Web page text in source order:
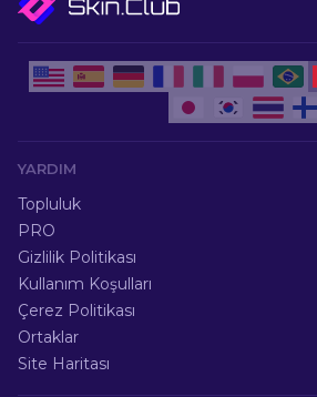
YARDIM
Topluluk
PRO
Gizlilik Politikası
Kullanım Koşulları
Çerez Politikası
Ortaklar
Site Haritası